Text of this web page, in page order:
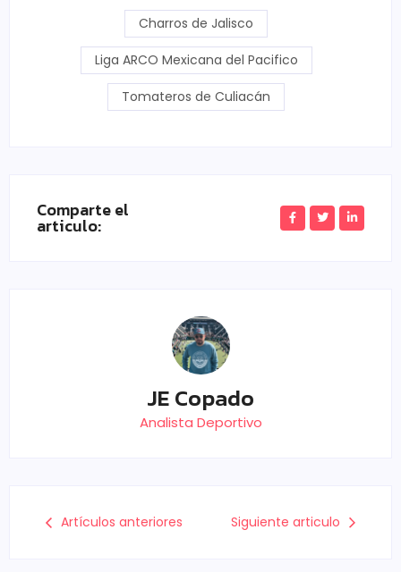
Charros de Jalisco
Liga ARCO Mexicana del Pacifico
Tomateros de Culiacán
Comparte el
articulo:
JE Copado
Analista Deportivo
Artículos anteriores Siguiente articulo